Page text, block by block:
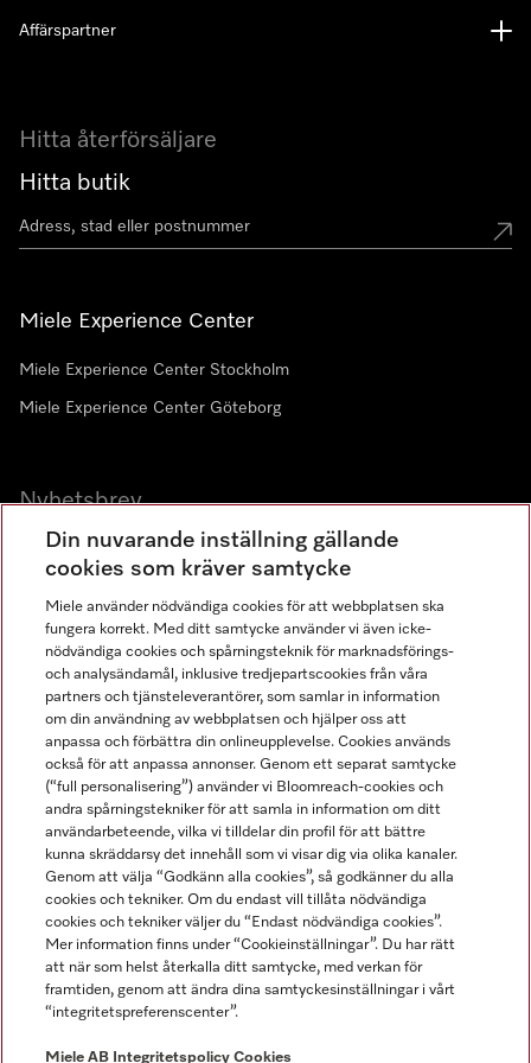
Hitta återförsäljare
Hitta butik
Miele Experience Center
Miele Experience Center Stockholm
Miele Experience Center Göteborg
Nyhetsbrev
Gå med i vår gemenskap
Affärspartner
Miele AB
Allmänna villkor
Användarvillkor
Miele tillgänglighetsförklaring
Lagen om digitala tjänster
Miele på LinkedIn
Miele på Facebook
Miele på Instagram
Miele på Youtube
Din nuvarande inställning gällande
cookies som kräver samtycke
Miele använder nödvändiga cookies för att webbplatsen ska
fungera korrekt. Med ditt samtycke använder vi även icke-
nödvändiga cookies och spårningsteknik för marknadsförings-
och analysändamål, inklusive tredjepartscookies från våra
partners och tjänsteleverantörer, som samlar in information
om din användning av webbplatsen och hjälper oss att
anpassa och förbättra din onlineupplevelse. Cookies används
också för att anpassa annonser. Genom ett separat samtycke
(“full personalisering”) använder vi Bloomreach-cookies och
andra spårningstekniker för att samla in information om ditt
användarbeteende, vilka vi tilldelar din profil för att bättre
kunna skräddarsy det innehåll som vi visar dig via olika kanaler.
Genom att välja “Godkänn alla cookies”, så godkänner du alla
cookies och tekniker. Om du endast vill tillåta nödvändiga
cookies och tekniker väljer du “Endast nödvändiga cookies”.
Mer information finns under “Cookieinställningar”. Du har rätt
att när som helst återkalla ditt samtycke, med verkan för
framtiden, genom att ändra dina samtyckesinställningar i vårt
“integritetspreferenscenter”.
Miele AB Integritetspolicy Cookies